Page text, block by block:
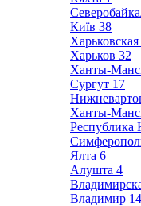
Київ 38
Харьковская
Харьков 32
Ханты-
Сургут 17
Ханты-
Республика
Ялта 6
Алушта 4
Владимир 14